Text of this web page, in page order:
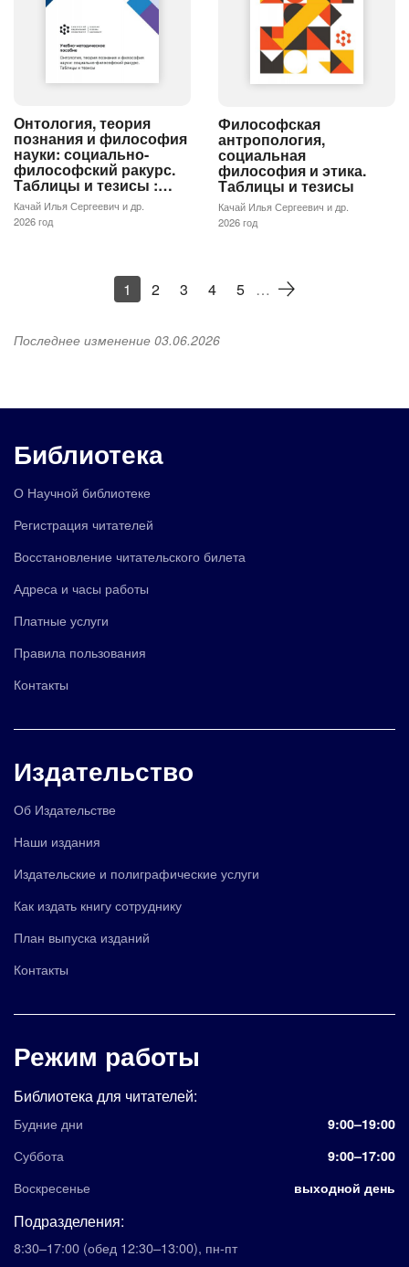
Онтология, теория
познания и философия
науки: социально-
философский ракурс.
Таблицы и тезисы :…
Качай Илья Сергеевич и др.
2026 год
Философская
антропология,
социальная
философия и этика.
Таблицы и тезисы
Качай Илья Сергеевич и др.
2026 год
1 2 3 4 5 …
Последнее изменение 03.06.2026
Библиотека
О Научной библиотеке
Регистрация читателей
Восстановление читательского билета
Адреса и часы работы
Платные услуги
Правила пользования
Контакты
Издательство
Об Издательстве
Наши издания
Издательские и полиграфические услуги
Как издать книгу сотруднику
План выпуска изданий
Контакты
Режим работы
Библиотека для читателей:
Будние дни 9:00–19:00
Суббота 9:00–17:00
Воскресенье выходной день
Подразделения:
8:30–17:00 (обед 12:30–13:00), пн-пт